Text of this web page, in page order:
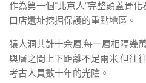
作為第一個“北京人”完整頭蓋骨
口店遺址挖掘保護的重點地區。
猿人洞共計十余層,每一層相隔幾
與層之間上下距離不足兩米,但往
考古人員數十年的光陰。